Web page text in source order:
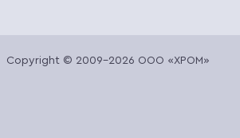
Copyright © 2009-2026 ООО «ХРОМ»